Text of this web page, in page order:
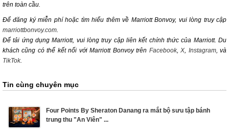
trên toàn cầu.
Để đăng ký miễn phí hoặc tìm hiểu thêm về Marriott Bonvoy, vui lòng truy cập
marriottbonvoy.com
Để tải ứng dụng Marriott, vui lòng truy cập liên kết chính thức của Marriott. Du
khách cũng có thể kết nối với Marriott Bonvoy trên Facebook,X Instagram,và
TikTok.
Tin cùng chuyên mục
Four Points By Sheraton Danang ra mắt bộ sưu tập bánh
trung thu "An Viên" ...